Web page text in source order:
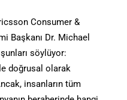
Consumer &
Başkanı Dr. Michael
söylüyor:
doğrusal olarak
insanların tüm